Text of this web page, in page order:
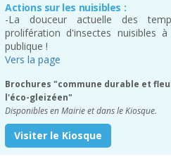
Actions sur les nuisibles :
-La douceur actuelle des
prolifération d'insectes nuisibles
publique !
Vers la page
Brochures "commune durable et
l'éco-gleizéen"
Disponibles en Mairie et dans le Kiosque.
Visiter le Kiosque